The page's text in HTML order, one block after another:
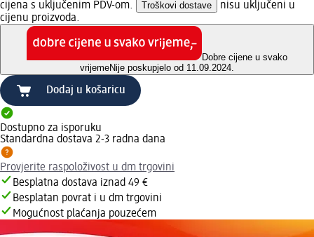
cijena s uključenim PDV-om.
Troškovi dostave
nisu uključeni u
cijenu proizvoda.
Dobre cijene u svako
vrijemeNije poskupjelo od 11.09.2024.
Dodaj u košaricu
Dostupno za isporuku
Standardna dostava 2-3 radna dana
Provjerite raspoloživost u dm trgovini
Besplatna dostava iznad 49 €
Besplatan povrat i u dm trgovini
Mogućnost plaćanja pouzećem